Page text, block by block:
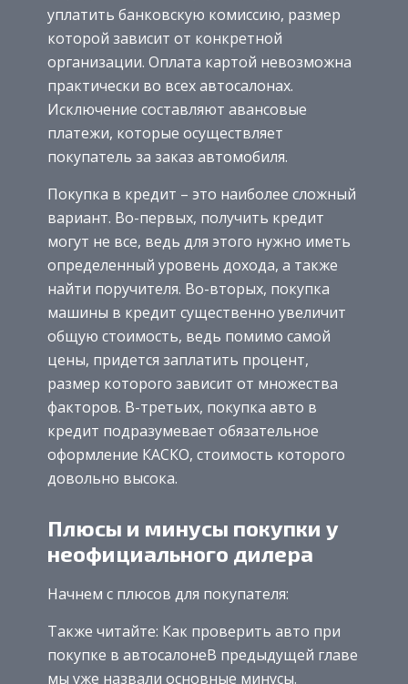
уплатить банковскую комиссию, размер
которой зависит от конкретной
организации. Оплата картой невозможна
практически во всех автосалонах.
Исключение составляют авансовые
платежи, которые осуществляет
покупатель за заказ автомобиля.
Покупка в кредит – это наиболее сложный
вариант. Во-первых, получить кредит
могут не все, ведь для этого нужно иметь
определенный уровень дохода, а также
найти поручителя. Во-вторых, покупка
машины в кредит существенно увеличит
общую стоимость, ведь помимо самой
цены, придется заплатить процент,
размер которого зависит от множества
факторов. В-третьих, покупка авто в
кредит подразумевает обязательное
оформление КАСКО, стоимость которого
довольно высока.
Плюсы и минусы покупки у
неофициального дилера
Начнем с плюсов для покупателя:
Также читайте: Как проверить авто при
покупке в автосалонеВ предыдущей главе
мы уже назвали основные минусы.